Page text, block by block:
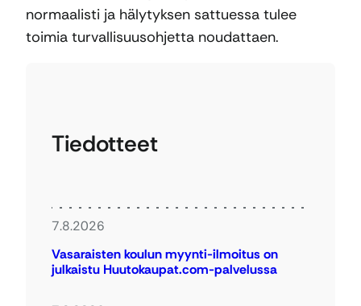
normaalisti ja hälytyksen sattuessa tulee
toimia turvallisuusohjetta noudattaen.
Tiedotteet
7.8.2026
Vasaraisten koulun myynti-ilmoitus on
julkaistu Huutokaupat.com-palvelussa